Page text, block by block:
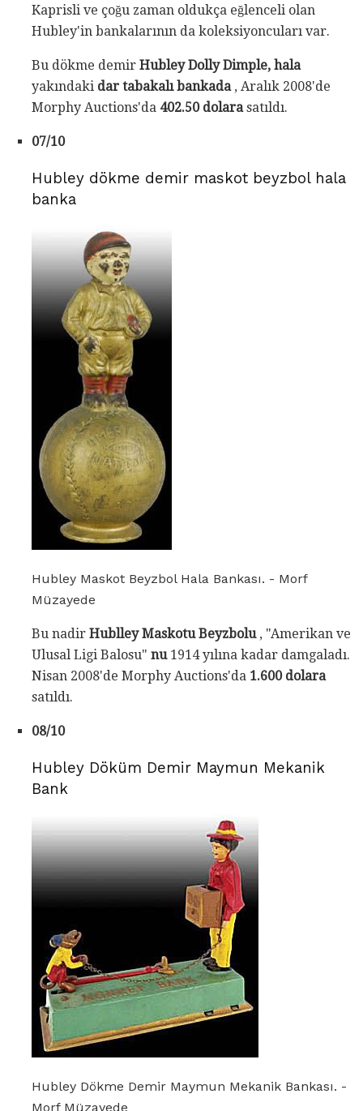
Kaprisli ve çoğu zaman oldukça eğlenceli olan
Hubley'in bankalarının da koleksiyoncuları var.
Bu dökme demir Hubley Dolly Dimple, hala
yakındaki dar tabakalı bankada, Aralık 2008'de
Morphy Auctions'da 402.50 dolarasatıldı.
07/10
Hubley dökme demir maskot beyzbol hala
banka
Hubley Maskot Beyzbol Hala Bankası. - Morf
Müzayede
Bu nadir Hublley Maskotu Beyzbolu, "Amerikan ve
Ulusal Ligi Balosu" nu1914 yılına kadar damgaladı.
Nisan 2008'de Morphy Auctions'da 1.600 dolara
satıldı.
08/10
Hubley Döküm Demir Maymun Mekanik
Bank
Hubley Dökme Demir Maymun Mekanik Bankası. -
Morf Müzayede